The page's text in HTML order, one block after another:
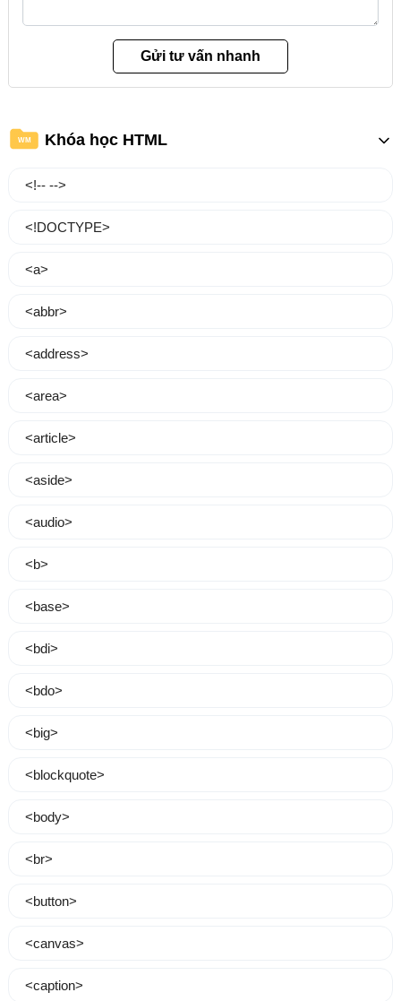
WM Khóa học HTML
<!-- -->
<!DOCTYPE>
<a>
<abbr>
<address>
<area>
<article>
<aside>
<audio>
<b>
<base>
<bdi>
<bdo>
<big>
<blockquote>
<body>
<br>
<button>
<canvas>
<caption>